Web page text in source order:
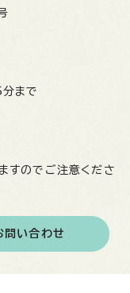
まで
すのでご注意くださ
問い合わせ